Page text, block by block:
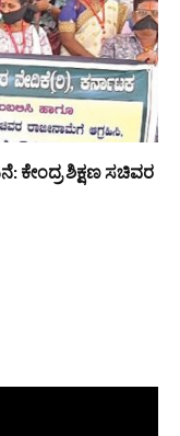
ಕೇಂದ್ರ ಶಿಕ್ಷಣ ಸಚಿವರ